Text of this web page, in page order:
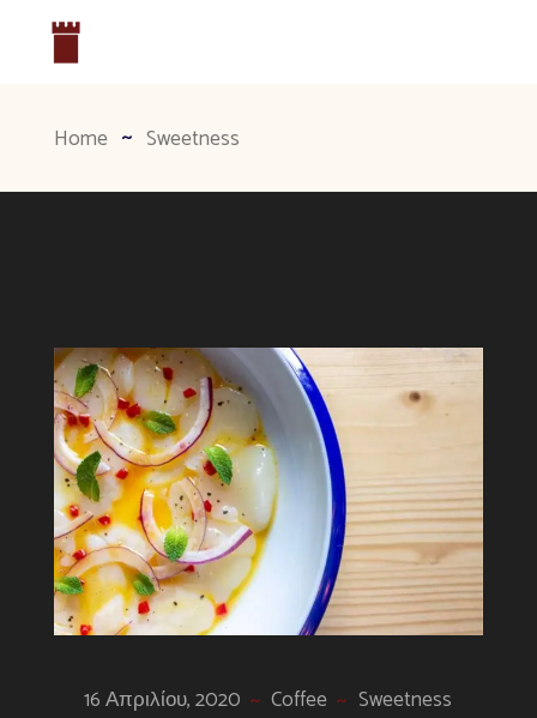
Home Sweetness
16 Απριλίου, 2020 Coffee Sweetness